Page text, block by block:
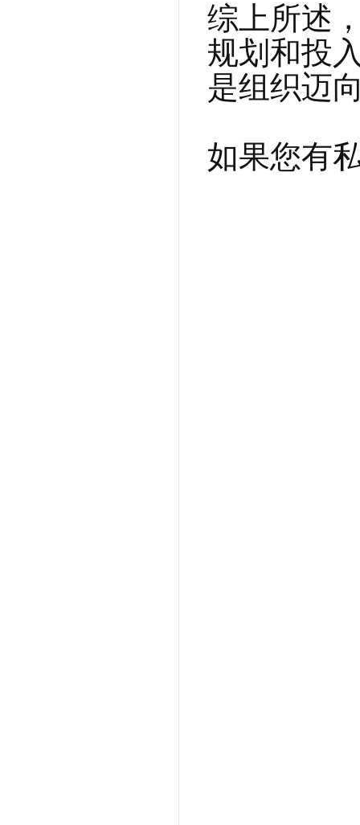
综上所述
规划和投
是组织迈
如果您有